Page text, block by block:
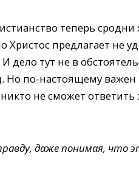
теперь
предлагает не
дело тут не в
Но по-настоящему
не сможет ответить
даже понимая, что